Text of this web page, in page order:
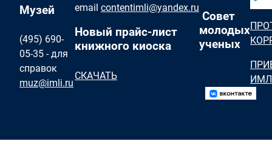
Музей
(495) 690-
05-35 - для
справок
muz@imli.ru
email contentimli@yandex.ru
Новый прайс-лист
книжного киоска
СКАЧАТЬ
Совет
молодых
ученых